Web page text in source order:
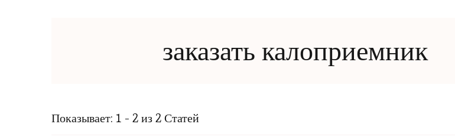
заказать калоприемник
Показывает: 1 - 2 из 2 Статей